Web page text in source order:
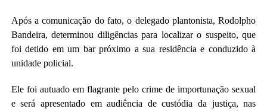
Após a comunicação do fato, o delegado plantonista, Rodolpho
Bandeira, determinou diligências para localizar o suspeito, que
foi detido em um bar próximo a sua residência e conduzido à
unidade policial.
Ele foi autuado em flagrante pelo crime de importunação sexual
e será apresentado em audiência de custódia da justiça, nas